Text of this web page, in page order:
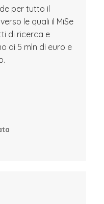
per tutto il
le quali il MiSe
di ricerca e
di 5 mln di euro e